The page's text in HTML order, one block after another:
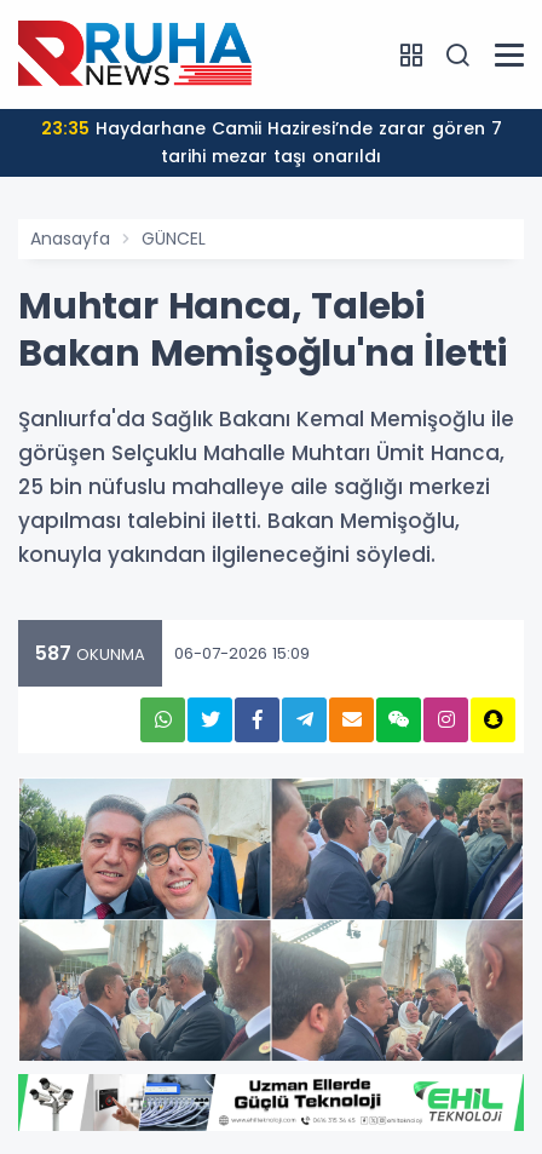
23:35
tarihi mezar taşı onarıldı
Anasayfa GÜNCEL
Muhtar Hanca, Talebi
Bakan Memişoğlu'na İletti
Şanlıurfa'da Sağlık Bakanı Kemal Memişoğlu ile
görüşen Selçuklu Mahalle Muhtarı Ümit Hanca,
25 bin nüfuslu mahalleye aile sağlığı merkezi
yapılması talebini iletti. Bakan Memişoğlu,
konuyla yakından ilgileneceğini söyledi.
587 OKUNMA 06-07-2026 15:09